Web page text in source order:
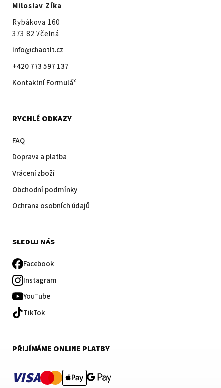
Miloslav Zíka
Rybákova 160
373 82 Včelná
info@chaotit.cz
+420 773 597 137
Kontaktní Formulář
RYCHLÉ ODKAZY
FAQ
Doprava a platba
Vrácení zboží
Obchodní podmínky
Ochrana osobních údajů
SLEDUJ NÁS
Facebook
Instagram
YouTube
TikTok
PŘIJÍMÁME ONLINE PLATBY
VISA